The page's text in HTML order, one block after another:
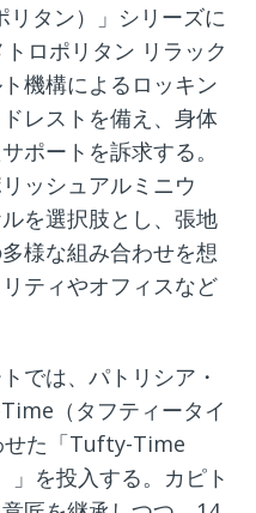
タン）」シリーズに
ロポリタン リラック
機構によるロッキン
レストを備え、身体
ポートを訴求する。
ッシュアルミニウ
を選択肢とし、張地
様な組み合わせを想
ティやオフィスなど
では、パトリシア・
（タフティータイ
せた「Tufty-Time
」を投入する。カピト